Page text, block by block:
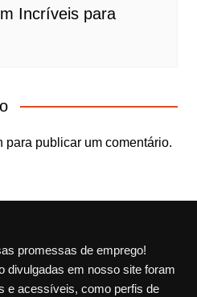
Incríveis para
para publicar um comentário.
promessas de emprego!
divulgadas em nosso site foram
e acessíveis, como perfis de